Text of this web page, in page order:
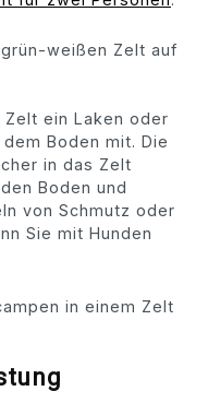
ein Laken oder
Boden mit. Die
in das Zelt
Boden und
von Schmutz oder
Sie mit Hunden